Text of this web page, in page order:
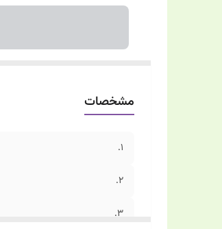
مشخصات
1.
۲.
۳.